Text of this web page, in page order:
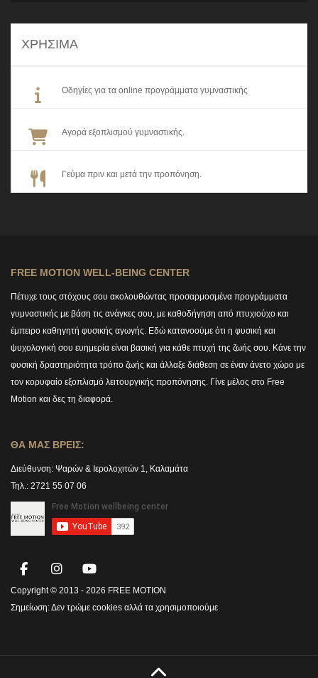
ΧΡΗΣΙΜΑ
Οδηγίες για τα online προγράμματα γυμναστικής
Αγορά εξοπλισμού γυμναστικής.
Γεύμα πριν και μετά την προπόνηση.
FREE MOTION WELL-BEING CENTER
Πέτυχε τους στόχους σου ακολουθώντας προσαρμοσμένα προγράμματα
γυμναστικής με βάση τις ανάγκες σου, με καθοδήγηση από πτυχιούχο και
έμπειρο καθηγητή φυσικής αγωγής. Εδώ κατανοούμε ότι η φυσική και
ψυχολογική σου ευημερία είναι βασική για κάθε πτυχή της ζωής σου. Κάνε την
φυσική δραστηριότητα τρόπο ζωής και άλλαξε διάθεση σε έναν άνετο χώρο με
τον κορυφαίο εξοπλισμό λειτουργικής προπόνησης. Γίνε μέλος στο Free
Motion και δες τη διαφορά.
ΘΑ ΜΑΣ ΒΡΕΙΣ:
Διεύθυνση: Ψαρών & Ιερολοχιτών 1, Καλαμάτα
Τηλ.: 2721 55 07 06
Copyright © 2013 - 2026 FREE MOTION
Σημείωση:Δεν τρώμε cookies αλλά τα χρησιμοποιούμε